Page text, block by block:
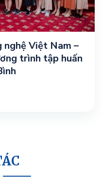
nghệ Việt Nam –
trình tập huấn